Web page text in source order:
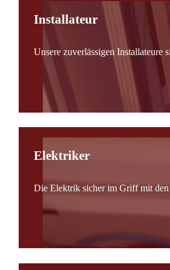
Installateur
Unsere zuverlässigen Installateure
Elektriker
Die Elektrik sicher im Griff mit